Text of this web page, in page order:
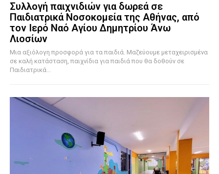
Συλλογή παιχνιδιών για δωρεά σε
Παιδιατρικά Νοσοκομεία της Αθήνας, από
τον Ιερό Ναό Αγίου Δημητρίου Άνω
Λιοσίων
Μια αξιόλογη προσφορά για τα παιδιά. Μαζεύουμε μεταχειρισμένα
σε καλή κατάσταση, παιχνίδια για παιδιά που θα δοθούν σε
Παιδιατρικά...